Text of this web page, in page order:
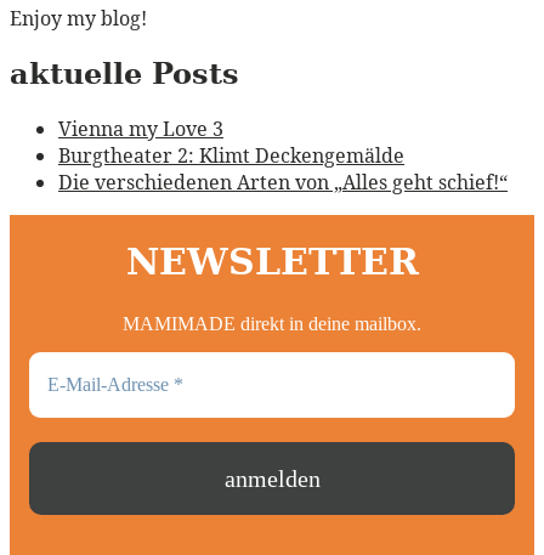
Enjoy my blog!
aktuelle Posts
Vienna my Love 3
Burgtheater 2: Klimt Deckengemälde
Die verschiedenen Arten von „Alles geht schief!“
NEWSLETTER
MAMIMADE direkt in deine mailbox.